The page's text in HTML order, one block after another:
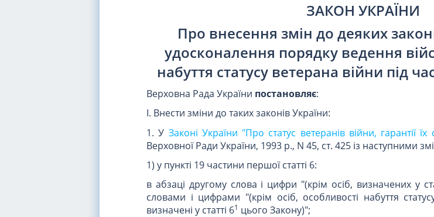
ЗАКОН УКРАЇНИ
Про внесення змін до деяких
удосконалення порядку ведення
набуття статусу ветерана війни під
Верховна Рада України постановляє:
I. Внести зміни до таких законів України:
1. У Законі України "Про статус ветеранів війни, гарантії їх
Верховної Ради України, 1993 р., N 45, ст. 425 із наступними
1) у пункті 19 частини першої статті 6:
в абзаці другому слова і цифри "(крім осіб, визначених у
словами і цифрами "(крім осіб, особливості набуття
визначені у статті 61 цього Закону)";